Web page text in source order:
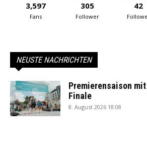
3,597
Fans
305
Follower
42
NEUSTE NACHRICHTEN
Premierensaison
Finale
8. August 2026 18:08